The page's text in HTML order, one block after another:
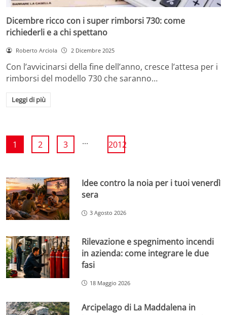
Dicembre ricco con i super rimborsi 730: come
richiederli e a chi spettano
Roberto Arciola 2 Dicembre 2025
Con l’avvicinarsi della fine dell’anno, cresce l’attesa per i
rimborsi del modello 730 che saranno…
Leggi di più
1 2 3 ... 2012
Idee contro la noia per i tuoi venerdì
sera
3 Agosto 2026
Rilevazione e spegnimento incendi
in azienda: come integrare le due
fasi
18 Maggio 2026
Arcipelago di La Maddalena in